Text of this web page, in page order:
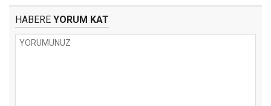
HABERE YORUM KAT